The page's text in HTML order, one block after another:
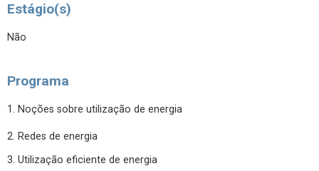
Estágio(s)
Não
Programa
1. Noções sobre utilização de energia
2. Redes de energia
3. Utilização eficiente de energia